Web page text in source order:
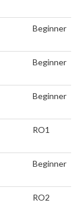
Beginner
Beginner
Beginner
RO1
Beginner
RO2